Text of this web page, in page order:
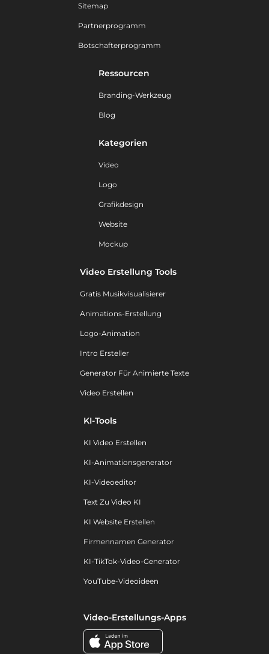
Sitemap
Partnerprogramm
Botschafterprogramm
Ressourcen
Branding-Werkzeug
Blog
Kategorien
Video
Logo
Grafikdesign
Website
Mockup
Video Erstellung Tools
Gratis Musikvisualisierer
Animations-Erstellung
Logo-Animation
Intro Ersteller
Generator Für Animierte Texte
Video Erstellen
KI-Tools
KI Video Erstellen
KI-Animationsgenerator
KI-Videoeditor
Text Zu Video KI
KI Website Erstellen
Firmennamen Generator
KI-TikTok-Video-Generator
YouTube-Videoideen
Video-Erstellungs-Apps